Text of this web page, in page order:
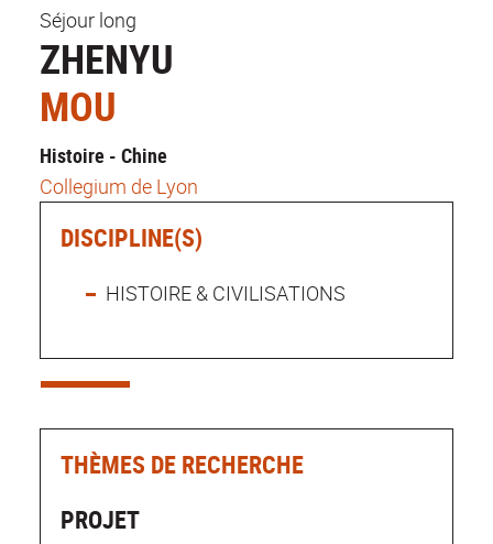
Séjour long
ZHENYU
MOU
Histoire - Chine
Collegium de Lyon
DISCIPLINE(S)
HISTOIRE & CIVILISATIONS
THÈMES DE RECHERCHE
PROJET